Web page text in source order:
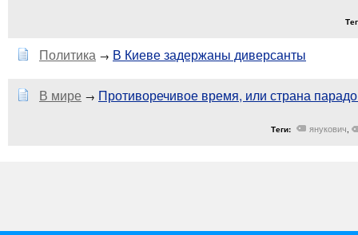
Политика → В Киеве задержаны диверсанты
В мире → Противоречивое время, или страна
Теги: янукович,